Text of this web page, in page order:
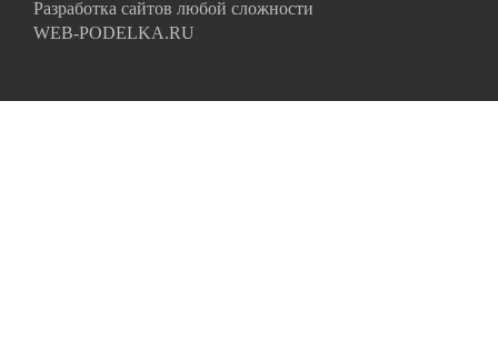
Разработка сайтов любой сложности
WEB-PODELKA.RU